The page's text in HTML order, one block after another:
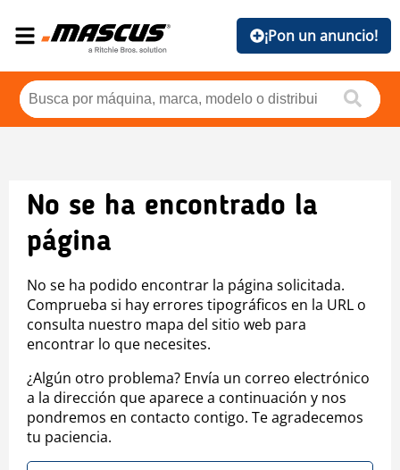
¡Pon un anuncio!
No se ha encontrado la
página
No se ha podido encontrar la página solicitada.
Comprueba si hay errores tipográficos en la URL o
consulta nuestro mapa del sitio web para
encontrar lo que necesites.
¿Algún otro problema? Envía un correo electrónico
a la dirección que aparece a continuación y nos
pondremos en contacto contigo. Te agradecemos
tu paciencia.